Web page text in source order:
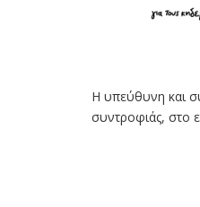
Η υπεύθυνη και
συντροφιάς, στο